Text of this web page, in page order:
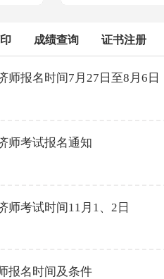
成绩查询 证书注册
师报名时间7月27日至8月6日
师考试报名通知
师考试时间11月1、2日
报名时间及条件